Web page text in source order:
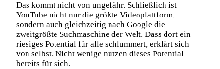
Das kommt nicht von ungefähr. Schließlich ist
YouTube nicht nur die größte Videoplattform,
sondern auch gleichzeitig nach Google die
zweitgrößte Suchmaschine der Welt. Dass dort ein
riesiges Potential für alle schlummert, erklärt sich
von selbst. Nicht wenige nutzen dieses Potential
bereits für sich.